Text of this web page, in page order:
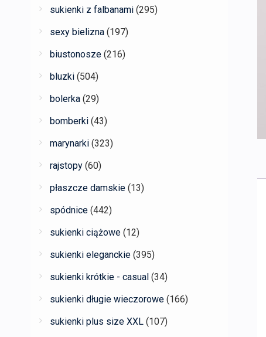
sukienki z falbanami (295)
sexy bielizna (197)
biustonosze (216)
bluzki (504)
bolerka (29)
bomberki (43)
marynarki (323)
rajstopy (60)
płaszcze damskie (13)
spódnice (442)
sukienki ciążowe (12)
sukienki eleganckie (395)
sukienki krótkie - casual (34)
sukienki długie wieczorowe (166)
sukienki plus size XXL (107)